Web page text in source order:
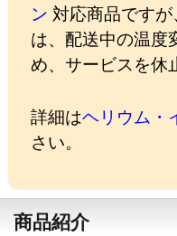
ン 対応商品です
は、配送中の温度
め、サービスを休
詳細はヘリウム・
さい。
商品紹介